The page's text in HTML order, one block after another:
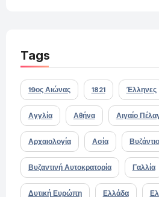
Tags
19ος Αιώνας 1821 Έλληνες
Αγγλία Αθήνα Αιγαίο
Αρχαιολογία Ασία Βυζάντιο
Βυζαντινή Αυτοκρατορία Γαλλία
Δυτική Ευρώπη Ελλάδα